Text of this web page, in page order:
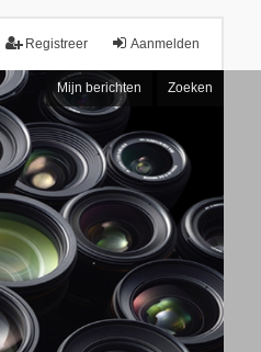
Aanmelden
Registreer
Mijn berichten Zoeken